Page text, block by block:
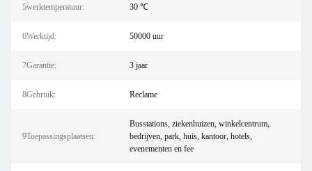
5werktemperatuur: 30 ℃
6Werktijd: 50000 uur
7Garantie: 3 jaar
8Gebruik: Reclame
9Toepassingsplaatsen:
Busstations, ziekenhuizen, winkelcentrum,
bedrijven, park, huis, kantoor, hotels,
evenementen en fee